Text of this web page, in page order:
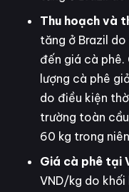
Thu hoạch và
tăng ở Brazil
đến giá cà phê.
lượng cà phê
do điều kiện
trường toàn
60 kg trong
Giá cà phê tại
VND/kg do